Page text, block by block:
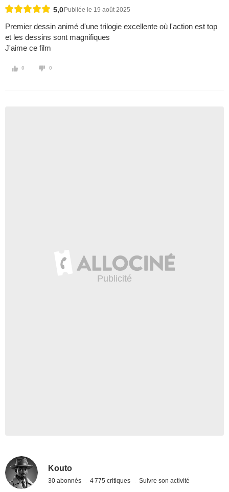
5,0 Publiée le 19 août 2025
Premier dessin animé d'une trilogie excellente où l'action est top
et les dessins sont magnifiques
J'aime ce film
0 0
Kouto
30 abonnés 4 775 critiques Suivre son activité